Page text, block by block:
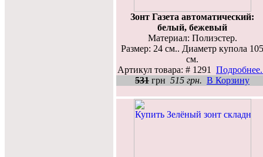
Зонт Газета автоматический:
белый, бежевый
Материал: Полиэстер.
Размер: 24 см.. Диаметр купола 105
см.
Артикул товара: # 1291
531 грн 515 грн. В Корзину